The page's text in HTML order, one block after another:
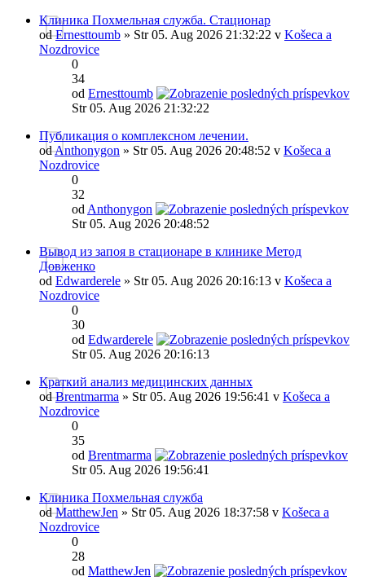
Клиника Похмельная служба. Стационар
odErnesttoumb » Str 05. Aug 2026 21:32:22 v Košeca a
Nozdrovice
0
34
od Ernesttoumb
Str 05. Aug 2026 21:32:22
Публикация о комплексном лечении.
odAnthonygon » Str 05. Aug 2026 20:48:52 v Košeca a
Nozdrovice
0
32
od Anthonygon
Str 05. Aug 2026 20:48:52
Вывод из запоя в стационаре в клинике Метод
Довженко
od Edwarderele » Str 05. Aug 2026 20:16:13 v Košeca a
Nozdrovice
0
30
od Edwarderele
Str 05. Aug 2026 20:16:13
Краткий анализ медицинских данных
odBrentmarma » Str 05. Aug 2026 19:56:41 v Košeca a
Nozdrovice
0
35
od Brentmarma
Str 05. Aug 2026 19:56:41
Клиника Похмельная служба
odMatthewJen » Str 05. Aug 2026 18:37:58 v Košeca a
Nozdrovice
0
28
od MatthewJen